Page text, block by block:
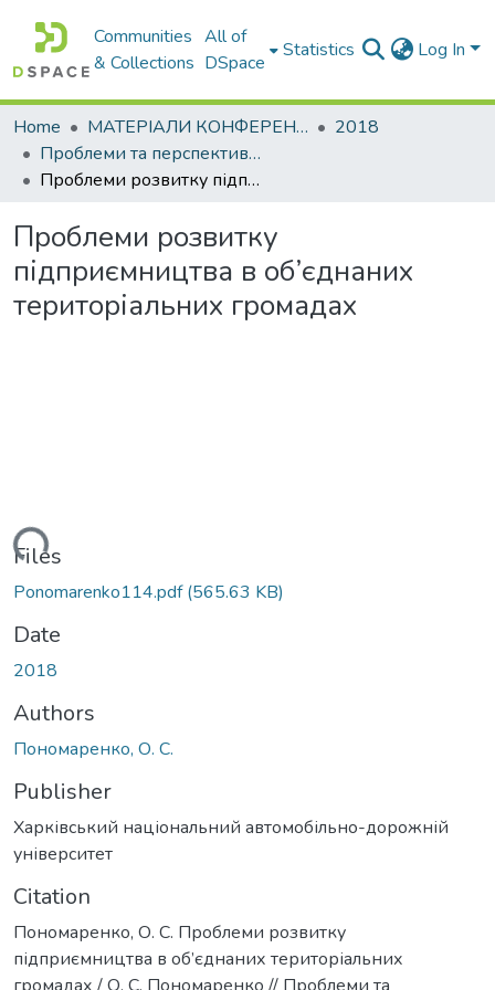
Communities
& Collections
All of
DSpace
Statistics Log In
Home МАТЕРІАЛИ КОНФЕРЕНЦІЙ
2018
Проблеми та перспективи розвитку підприємництва
Проблеми розвитку підприємництва в об’єднаних територіальних громадах
Проблеми розвитку
підприємництва в об’єднаних
територіальних громадах
Files
Ponomarenko114.pdf(565.63 KB)
Date
2018
Authors
Пономаренко, О. С.
Publisher
Харківський національний автомобільно-дорожній
університет
Citation
Пономаренко, О. С. Проблеми розвитку
підприємництва в об’єднаних територіальних